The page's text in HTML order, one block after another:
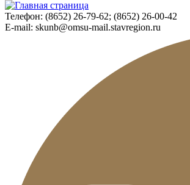
Телефон: (8652) 26-79-62; (8652) 26-00-42
E-mail: skunb@omsu-mail.stavregion.ru